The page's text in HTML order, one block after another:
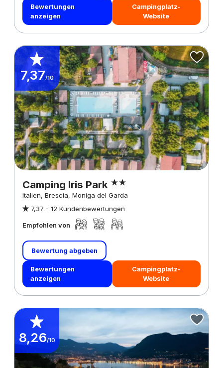
Bewertungen
anzeigen
Campingplatz-
Website
7,37/10
Camping Iris Park
Italien, Brescia, Moniga del Garda
7,37 - 12 Kundenbewertungen
Empfohlen von
Bewertung abgeben
Bewertungen
anzeigen
Campingplatz-
Website
8,26/10